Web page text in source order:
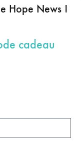
Hope News !
cadeau